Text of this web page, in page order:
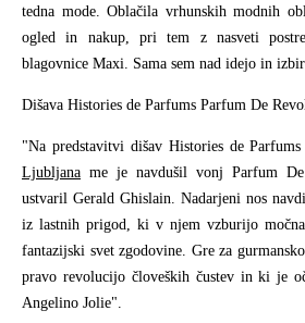
tedna mode. Oblačila vrhunskih modnih
ogled in nakup, pri tem z nasveti
blagovnice Maxi. Sama sem nad idejo in
Dišava Histories de Parfums Parfum De
"Na predstavitvi dišav Histories de
Ljubljana me je navdušil vonj Parfum
ustvaril Gerald Ghislain. Nadarjeni nos
iz lastnih prigod, ki v njem vzburijo
fantazijski svet zgodovine. Gre za
pravo revolucijo človeških čustev in ki je
Angelino Jolie".